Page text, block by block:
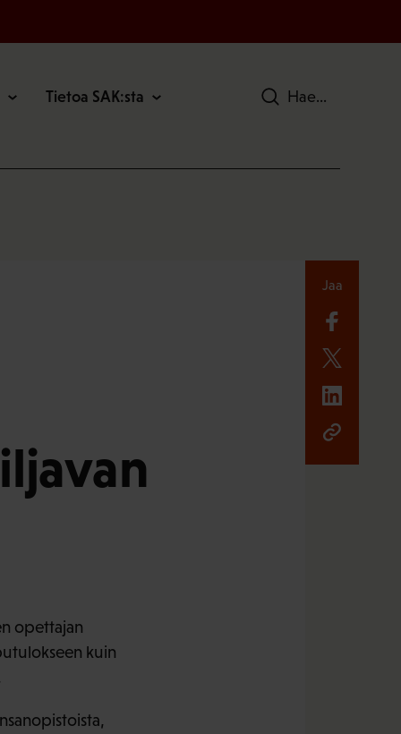
Tietoa SAK:sta Hae
opettajan
kuin
Jaa